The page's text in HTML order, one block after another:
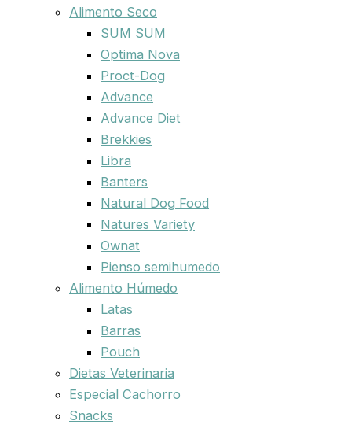
Alimento Seco
SUM SUM
Optima Nova
Proct-Dog
Advance
Advance Diet
Brekkies
Libra
Banters
Natural Dog Food
Natures Variety
Ownat
Pienso semihumedo
Alimento Húmedo
Latas
Barras
Pouch
Dietas Veterinaria
Especial Cachorro
Snacks